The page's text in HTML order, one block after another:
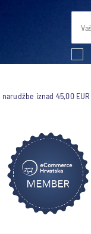
iznad 45,00 EUR